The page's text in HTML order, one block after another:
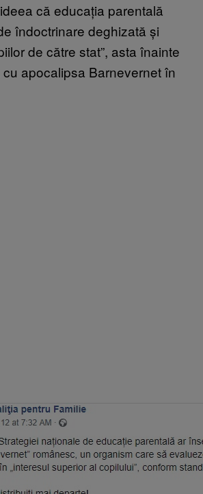
că educația parentală
îndoctrinare deghizată și
de către stat”, asta înainte
apocalipsa Barnevernet în